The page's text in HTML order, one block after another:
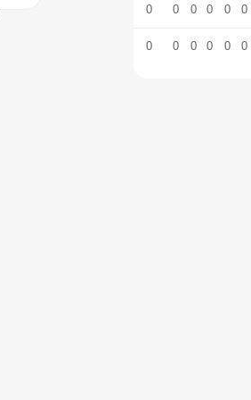
0
0
0
0
0
0
0
0
0
0
0
0